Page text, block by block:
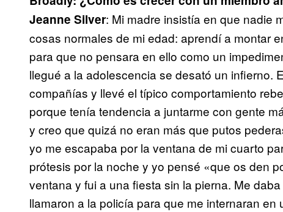
Jeanne Silver: Mi madre insistía en que nadie
cosas normales de mi edad: aprendí a montar
para que no pensara en ello como un
llegué a la adolescencia se desató un infierno.
compañías y llevé el típico comportamiento
porque tenía tendencia a juntarme con gente
y creo que quizá no eran más que putos
yo me escapaba por la ventana de mi cuarto
prótesis por la noche y yo pensé «que os den
ventana y fui a una fiesta sin la pierna. Me
llamaron a la policía para que me internaran